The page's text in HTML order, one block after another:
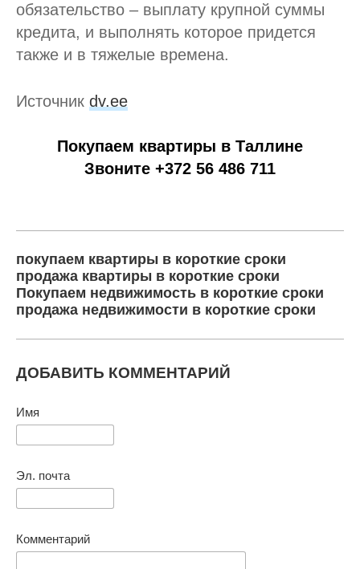
обязательство – выплату крупной суммы
кредита, и выполнять которое придется
также и в тяжелые времена.
Источник dv.ee
Покупаем квартиры в Таллине
Звоните +372 56 486 711
покупаем квартиры в короткие сроки
продажа квартиры в короткие сроки
Покупаем недвижимость в короткие сроки
продажа недвижимости в короткие сроки
ДОБАВИТЬ КОММЕНТАРИЙ
Имя
Эл. почта
Комментарий